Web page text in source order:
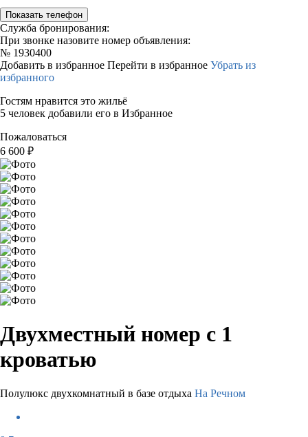
Показать телефон
Служба бронирования:
При звонке назовите номер объявления:
№ 1930400
Добавить в избранное Перейти в избранное Убрать из
избранного
Гостям нравится это жильё
5 человек добавили его в Избранное
Пожаловаться
6 600 ₽
Двухместный номер с 1
кроватью
Полулюкс двухкомнатный в базе отдыха На Речном